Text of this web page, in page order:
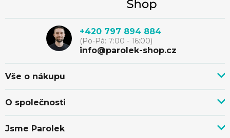
d
a
t
+420 797 894 884
(Po-Pá: 7:00 - 16:00)
info@parolek-shop.cz
Vše o nákupu
Doprava, platba a služby
Nákup na splátky
O společnosti
Jsme Parolek